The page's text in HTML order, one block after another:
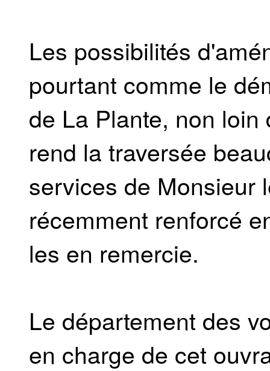
Les possibilités
pourtant comme le
de La Plante, non
rend la traversée
services de Monsieur
récemment renforcé
les en remercie.
Le département des
en charge de cet